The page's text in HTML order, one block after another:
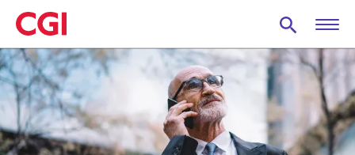
Skip
to
main
content